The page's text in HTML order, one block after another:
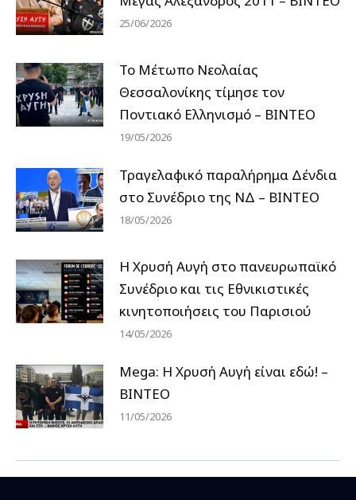
25/06/2026
Το Μέτωπο Νεολαίας
Θεσσαλονίκης τίμησε τον
Ποντιακό Ελληνισμό – ΒΙΝΤΕΟ
19/05/2026
Τραγελαφικό παραλήρημα Δένδια
στο Συνέδριο της ΝΔ – ΒΙΝΤΕΟ
18/05/2026
Η Χρυσή Αυγή στο πανευρωπαϊκό
Συνέδριο και τις Εθνικιστικές
κινητοποιήσεις του Παρισιού
14/05/2026
Mega: Η Χρυσή Αυγή είναι εδώ! –
ΒΙΝΤΕΟ
11/05/2026